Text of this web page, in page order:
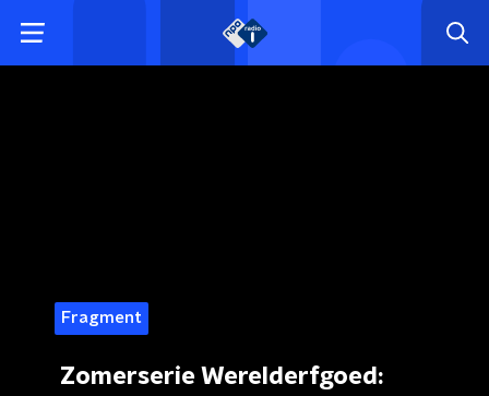
Fragment
Zomerserie Werelderfgoed: